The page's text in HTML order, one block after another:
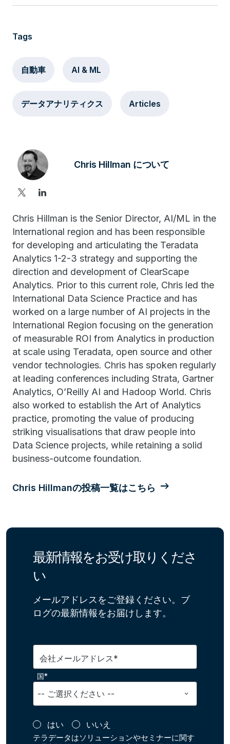
Tags
自動車 AI & ML
データアナリティクス Articles
Chris Hillman について
Chris Hillman is the Senior Director, AI/ML in the
International region and has been responsible
for developing and articulating the Teradata
Analytics 1-2-3 strategy and supporting the
direction and development of ClearScape
Analytics. Prior to this current role, Chris led the
International Data Science Practice and has
worked on a large number of AI projects in the
International Region focusing on the generation
of measurable ROI from Analytics in production
at scale using Teradata, open source and other
vendor technologies. Chris has spoken regularly
at leading conferences including Strata, Gartner
Analytics, O’Reilly AI and Hadoop World. Chris
also worked to establish the Art of Analytics
practice, promoting the value of producing
striking visualisations that draw people into
Data Science projects, while retaining a solid
business-outcome foundation.
Chris Hillmanの投稿一覧はこちら
最新情報をお受け取りくださ
い
メールアドレスをご登録ください。ブ
ログの最新情報をお届けします。
会社メールアドレス*
国*
はい いいえ
テラデータはソリューションやセミナーに関す